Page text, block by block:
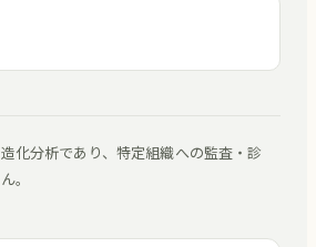
化分析であり、特定組織への監査・診
。